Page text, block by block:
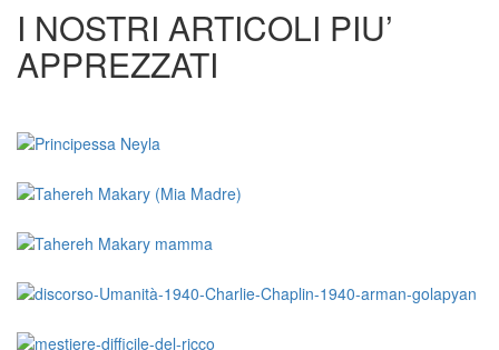
I NOSTRI ARTICOLI PIU’
APPREZZATI